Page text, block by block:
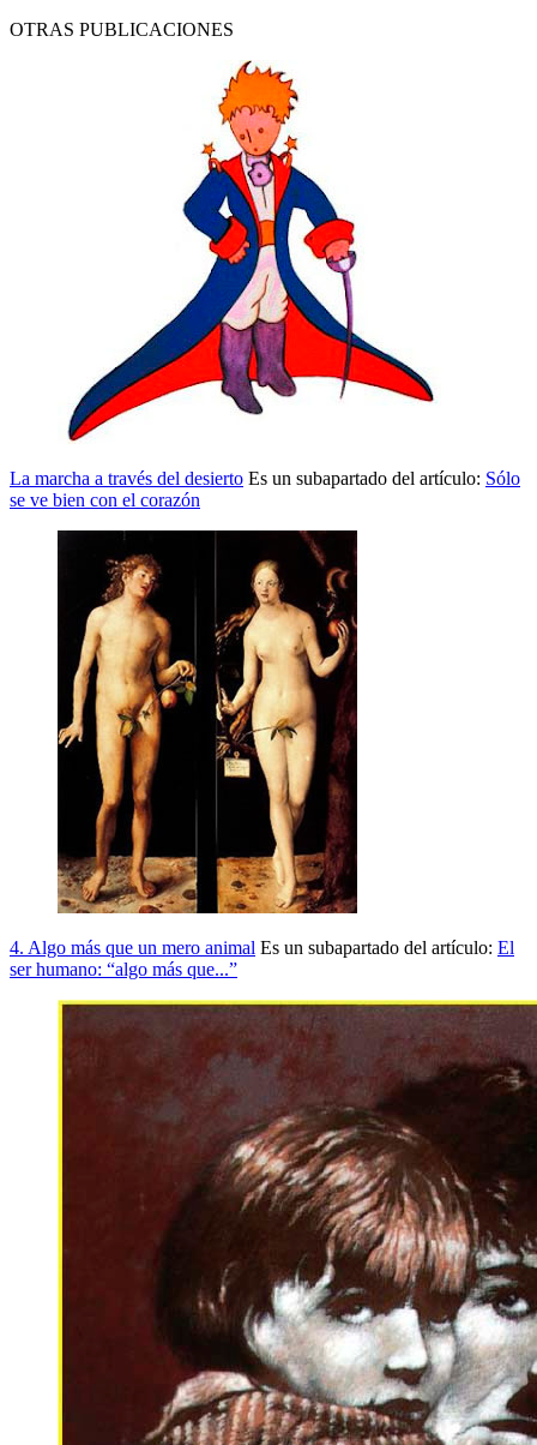
OTRAS PUBLICACIONES
La marcha a través del desierto Es un subapartado del artículo: Sólo
se ve bien con el corazón
4. Algo más que un mero animal Es un subapartado del artículo: El
ser humano: “algo más que...”